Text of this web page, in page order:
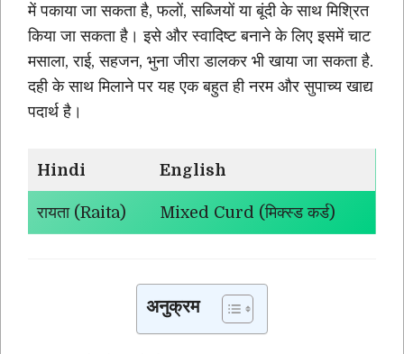
में पकाया जा सकता है, फलों, सब्जियों या बूंदी के साथ मिश्रित
किया जा सकता है। इसे और स्वादिष्ट बनाने के लिए इसमें चाट
मसाला, राई, सहजन, भुना जीरा डालकर भी खाया जा सकता है.
दही के साथ मिलाने पर यह एक बहुत ही नरम और सुपाच्य खाद्य
पदार्थ है।
Hindi English
रायता (Raita) Mixed Curd (मिक्स्ड कर्ड)
अनुक्रम